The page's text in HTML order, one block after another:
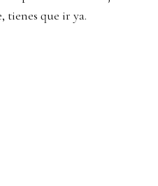
tienes que ir ya.